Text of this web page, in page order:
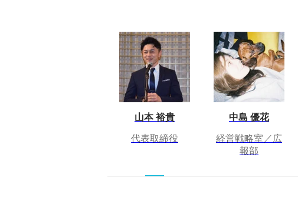
山本 裕貴
代表取締役
中島 優花
経営戦略室／広
報部